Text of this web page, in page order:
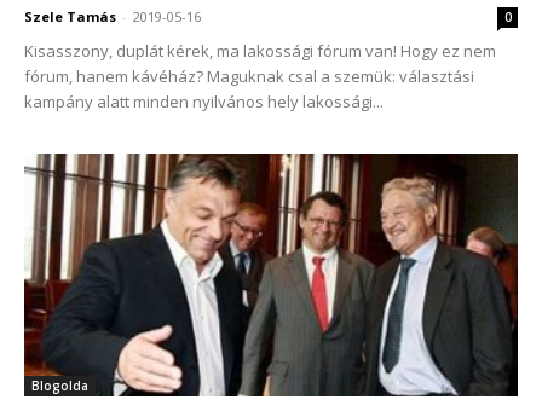
Szele Tamás - 2019-05-16 0
Kisasszony, duplát kérek, ma lakossági fórum van! Hogy ez nem
fórum, hanem kávéház? Maguknak csal a szemük: választási
kampány alatt minden nyilvános hely lakossági...
Blogolda